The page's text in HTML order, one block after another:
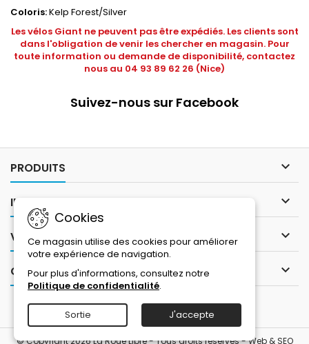
Coloris:Kelp Forest/Silver
Les vélos Giant ne peuvent pas être expédiés. Les clients sont
dans l'obligation de venir les chercher en magasin. Pour
toute information ou demande de disponibilité, contactez
nous au 04 93 89 62 26 (Nice)
Suivez-nous sur Facebook
PRODUITS 
INFORMATIONS 
VOTRE COMPTE 
CONTACT 
Cookies
Ce magasin utilise des cookies pour améliorer
votre expérience de navigation.
Pour plus d'informations, consultez notre
Politique de confidentialité.
Sortie J'accepte
© Copyright 2026 La Roue Libre - Tous droits réservés -Web & SEO